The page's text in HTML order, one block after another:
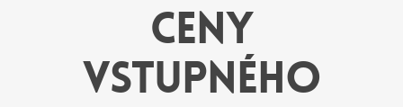
CENY
VSTUPNÉHO